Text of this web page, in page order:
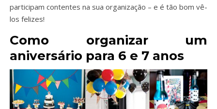
participam contentes na sua organização – e é tão bom vê-
los felizes!
Como organizar um
aniversário para 6 e 7 anos